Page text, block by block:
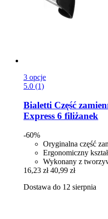
3 opcje
5.0 (1)
Bialetti Część
Express 6 filiżanek
-60%
Oryginalna część
Ergonomiczny
Wykonany z
16,23 zł 40,99 zł
Dostawa do 12 sierpnia